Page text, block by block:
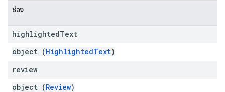
ช่อง
highlightedText
object (HighlightedText)
review
object (Review)